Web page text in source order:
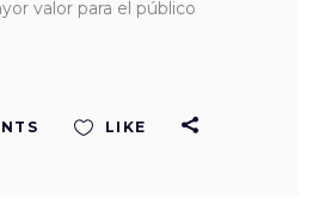
valor para el público
LIKE